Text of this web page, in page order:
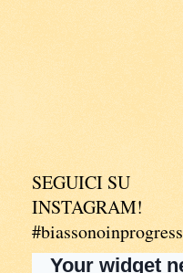
SEGUICI SU
INSTAGRAM!
#biassonoinprogress